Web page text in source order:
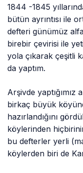
1844 -1845
bütün ayrıntısı ile
defteri günümüz
birebir çevirisi ile
yola çıkarak çeşitli
da yaptım.
Arşivde yaptığımız
birkaç büyük
hazırlandığını
köylerinden
bu defterler yerli
köylerden biri de